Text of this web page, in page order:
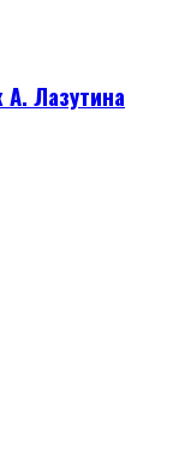
Лазутина